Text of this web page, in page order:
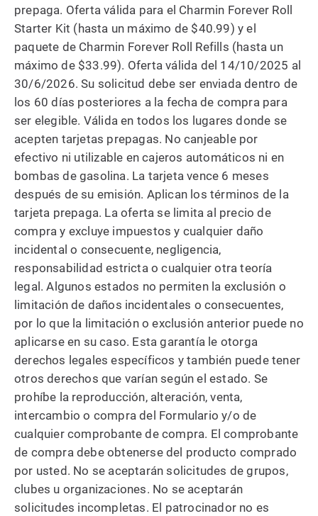
prepaga. Oferta válida para el Charmin Forever Roll
Starter Kit (hasta un máximo de $40.99) y el
paquete de Charmin Forever Roll Refills (hasta un
máximo de $33.99). Oferta válida del 14/10/2025 al
30/6/2026. Su solicitud debe ser enviada dentro de
los 60 días posteriores a la fecha de compra para
ser elegible. Válida en todos los lugares donde se
acepten tarjetas prepagas. No canjeable por
efectivo ni utilizable en cajeros automáticos ni en
bombas de gasolina. La tarjeta vence 6 meses
después de su emisión. Aplican los términos de la
tarjeta prepaga. La oferta se limita al precio de
compra y excluye impuestos y cualquier daño
incidental o consecuente, negligencia,
responsabilidad estricta o cualquier otra teoría
legal. Algunos estados no permiten la exclusión o
limitación de daños incidentales o consecuentes,
por lo que la limitación o exclusión anterior puede no
aplicarse en su caso. Esta garantía le otorga
derechos legales específicos y también puede tener
otros derechos que varían según el estado. Se
prohíbe la reproducción, alteración, venta,
intercambio o compra del Formulario y/o de
cualquier comprobante de compra. El comprobante
de compra debe obtenerse del producto comprado
por usted. No se aceptarán solicitudes de grupos,
clubes u organizaciones. No se aceptarán
solicitudes incompletas. El patrocinador no es